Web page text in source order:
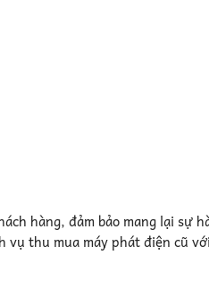
hàng, đảm bảo mang lại sự
thu mua máy phát điện cũ